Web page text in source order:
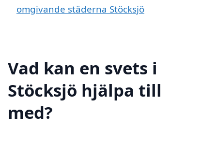
omgivande städerna Stöcksjö
Vad kan en svets i
Stöcksjö hjälpa till
med?